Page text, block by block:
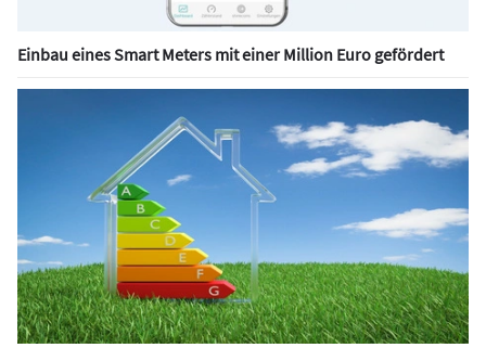
Einbau eines Smart Meters mit einer Million Euro gefördert